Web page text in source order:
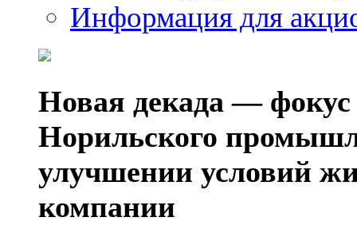
Информация для
Новая декада — фокус
Норильского
улучшении условий
компании